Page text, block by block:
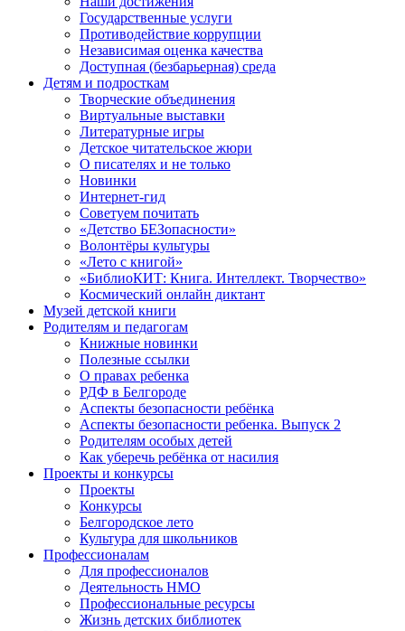
Государственные услуги
Противодействие коррупции
Независимая оценка качества
Доступная (безбарьерная) среда
Детям и подросткам
Творческие объединения
Виртуальные выставки
Литературные игры
Детское читательское жюри
О писателях и не только
Новинки
Интернет-гид
Советуем почитать
«Детство БЕЗопасности»
Волонтёры культуры
«Лето с книгой»
«БиблиоКИТ: Книга. Интеллект. Творчество»
Космический онлайн диктант
Музей детской книги
Родителям и педагогам
Книжные новинки
Полезные ссылки
О правах ребенка
РДФ в Белгороде
Аспекты безопасности ребёнка
Аспекты безопасности ребенка. Выпуск 2
Родителям особых детей
Как уберечь ребёнка от насилия
Проекты и конкурсы
Проекты
Конкурсы
Белгородское лето
Культура для школьников
Профессионалам
Для профессионалов
Деятельность НМО
Профессиональные ресурсы
Жизнь детских библиотек